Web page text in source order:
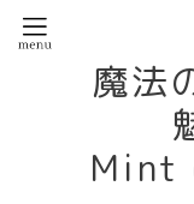
魔法
Mint